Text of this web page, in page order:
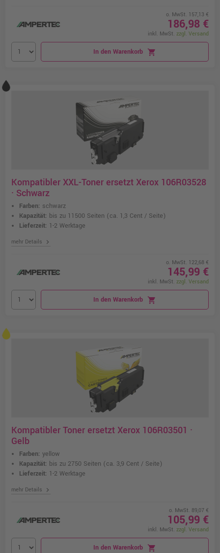
o. MwSt. 157,13 €
186,98 €
inkl. MwSt. zzgl. Versand
In den Warenkorb shopping_cart
Kompatibler XXL-Toner ersetzt Xerox 106R03528
· Schwarz
Farben: schwarz
Kapazität: bis zu 11500 Seiten (ca. 1,3 Cent / Seite)
Lieferzeit: 1-2 Werktage
mehr Details chevron_right
o. MwSt. 122,68 €
145,99 €
inkl. MwSt. zzgl. Versand
In den Warenkorb shopping_cart
Kompatibler Toner ersetzt Xerox 106R03501 ·
Gelb
Farben: yellow
Kapazität: bis zu 2750 Seiten (ca. 3,9 Cent / Seite)
Lieferzeit: 1-2 Werktage
mehr Details chevron_right
o. MwSt. 89,07 €
105,99 €
inkl. MwSt. zzgl. Versand
In den Warenkorb shopping_cart